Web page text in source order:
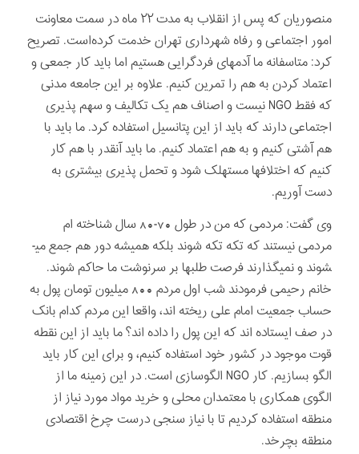
منصوریان که پس از انقلاب به مدت ۲۲ ماه در سمت معاونت
امور اجتماعی و رفاه شهرداری تهران خدمت کرده‌است. تصریح
کرد: متاسفانه ما آدمهای فردگرایی هستیم اما باید کار جمعی و
اعتماد کردن به هم را تمرین کنیم. علاوه بر این جامعه مدنی
که فقط NGO نیست و اصناف هم یک تکالیف و سهم ­پذیری
اجتماعی دارند که باید از این پتانسیل­ استفاده کرد. ما باید با
هم آشتی کنیم و به هم اعتماد کنیم. ما باید آنقدر با هم کار
کنیم که اختلافها مستهلک شود و تحمل­ پذیری بیشتری به
دست آوریم.
وی گفت: مردمی که من در طول 70-80 سال شناخته ­ام
مردمی نیستند که تکه تکه شوند بلکه همیشه دور هم جمع می­
شوند و نمی­گذارند فرصت ­طلب­ها بر سرنوشت ما حاکم شوند.
خانم رحیمی فرمودند شب اول مردم 800 میلیون تومان پول به
حساب جمعیت امام علی ریخته ­اند، واقعا این مردم کدام بانک
در صف ایستاده ­اند که این پول را داده ­اند؟ ما باید از این نقطه
قوت موجود در کشور خود استفاده کنیم، و برای این کار باید
الگو بسازیم. کار NGO الگوسازی است. در این زمینه ما از
الگوی همکاری با معتمدان محلی و خرید مواد مورد نیاز از
منطقه استفاده کردیم تا با نیاز سنجی درست چرخ اقتصادی
منطقه بچرخد.